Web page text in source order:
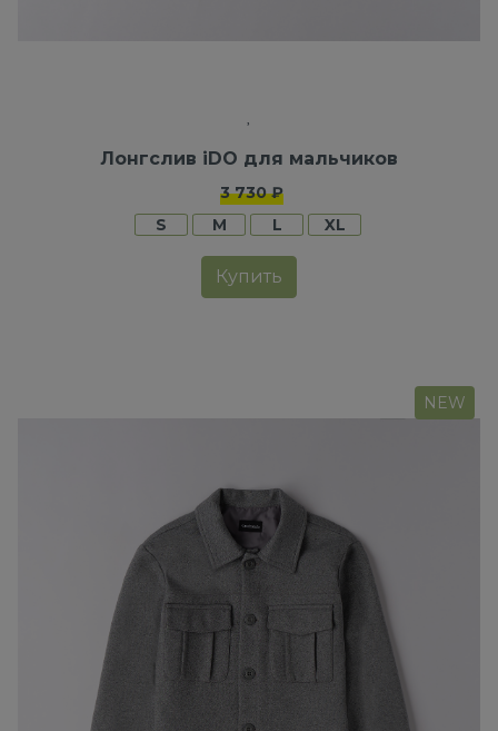
Лонгслив iDO для мальчиков
3 730 ₽
S
M L XL
Купить
NEW